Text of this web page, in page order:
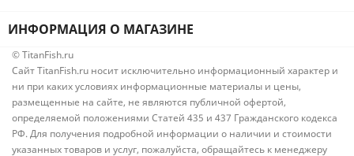
ИНФОРМАЦИЯ О МАГАЗИНЕ
© TitanFish.ru
Сайт TitanFish.ru носит исключительно информационный характер и
ни при каких условиях информационные материалы и цены,
размещенные на сайте, не являются публичной офертой,
определяемой положениями Статей 435 и 437 Гражданского кодекса
РФ. Для получения подробной информации о наличии и стоимости
указанных товаров и услуг, пожалуйста, обращайтесь к менеджеру